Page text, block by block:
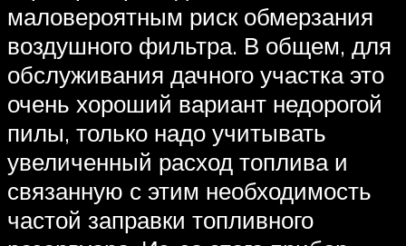
маловероятным риск обмерзания
воздушного фильтра. В общем, для
обслуживания дачного участка это
очень хороший вариант недорогой
пилы, только надо учитывать
увеличенный расход топлива и
связанную с этим необходимость
частой заправки топливного